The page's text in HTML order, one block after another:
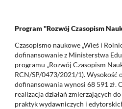
Program "Rozwój Czasopism
Czasopismo naukowe „Wieś i
dofinansowanie z Ministerstwa
programu „Rozwój Czasopism
RCN/SP/0473/2021/1). Wysokość
dofinansowania wynosi 68 591 zł.
realizacja działań zmierzających
praktyk wydawniczych i